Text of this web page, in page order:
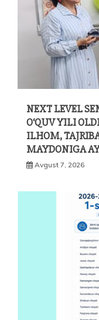
NEXT LEVEL
O‘QUV YILI
ILHOM,
MAYDONIGA
Avgust 7, 2026